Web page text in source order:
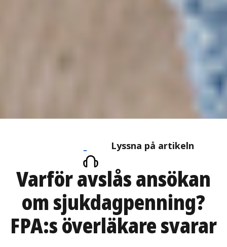
Lyssna
på
artikeln
Lyssna på artikeln
Varför avslås ansökan
om sjukdagpenning?
FPA:s överläkare svarar